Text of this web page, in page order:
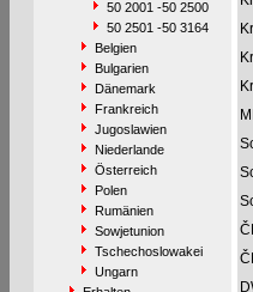
50 2001 -50 2500
50 2501 -50 3164
Belgien
Bulgarien
Dänemark
Frankreich
Jugoslawien
Niederlande
Österreich
Polen
Rumänien
Sowjetunion
Tschechoslowakei
Ungarn